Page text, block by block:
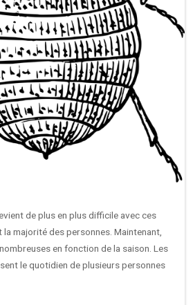
de plus en plus difficile avec ces
majorité des personnes. Maintenant,
en fonction de la saison. Les
le quotidien de plusieurs personnes